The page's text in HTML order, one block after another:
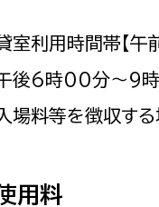
局
課
務課
備課
室利用時間帯【午
後6時00分～9
場料等を徴収す
用料